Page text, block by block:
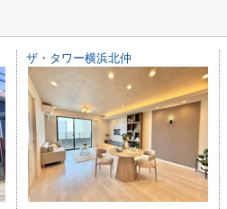
ザ・タワー横浜北仲